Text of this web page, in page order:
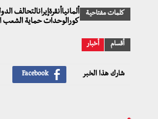
كلمات مفتاحية
ألمانياأنقرةإيرانالتحالف
كورالوحدات حماية الشعب
أقسام أخبار
شارك هذا الخبر